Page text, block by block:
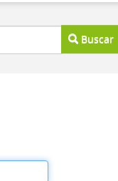
Buscar